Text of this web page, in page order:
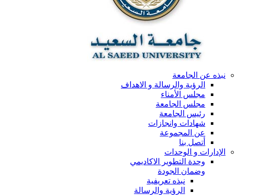
نبذه عن الجامعة
الرؤية والرسالة و الاهداف
مجلس الأمناء
مجلس الجامعة
رئيس الجامعة
شهادات وانجازات
عن المجموعة
أتصل بنا
الإدارات و الوحدات
وحدة التطوير الاكاديمي
وضمان الجودة
نبذه تعريفية
الرؤية والرسالة